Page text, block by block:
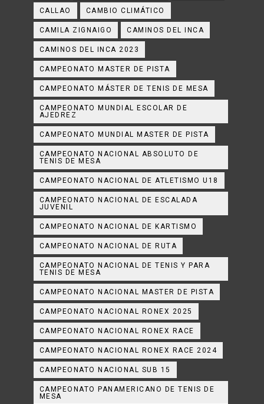
CALLAO CAMBIO CLIMÁTICO
CAMILA ZIGNAIGO CAMINOS DEL INCA
CAMINOS DEL INCA 2023
CAMPEONATO MASTER DE PISTA
CAMPEONATO MÁSTER DE TENIS DE MESA
CAMPEONATO MUNDIAL ESCOLAR DE
AJEDREZ
CAMPEONATO MUNDIAL MASTER DE PISTA
CAMPEONATO NACIONAL ABSOLUTO DE
TENIS DE MESA
CAMPEONATO NACIONAL DE ATLETISMO U18
CAMPEONATO NACIONAL DE ESCALADA
JUVENIL
CAMPEONATO NACIONAL DE KARTISMO
CAMPEONATO NACIONAL DE RUTA
CAMPEONATO NACIONAL DE TENIS Y PARA
TENIS DE MESA
CAMPEONATO NACIONAL MASTER DE PISTA
CAMPEONATO NACIONAL RONEX 2025
CAMPEONATO NACIONAL RONEX RACE
CAMPEONATO NACIONAL RONEX RACE 2024
CAMPEONATO NACIONAL SUB 15
CAMPEONATO PANAMERICANO DE TENIS DE
MESA